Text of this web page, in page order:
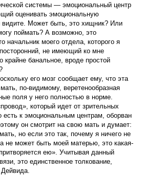
системы — эмоциональный центр
оценивать эмоциональную
видите. Может быть, это хищник? Или
поймать? А возможно, это
началь­ник моего отдела, которого я
не имеющий ко мне
крайне банальное, вроде простой
его мозг сообщает ему, что эта
по-видимому, веретенообразная
поля у него полностью в норме.
который идет от зрительных
есть к эмоциональным цент­рам, оборван
он смот­рит на свою мать и думает:
но если это так, почему я ничего не
не может быть моей матерью, это какая-
ею». Учитывая данный
это единственное толкование,